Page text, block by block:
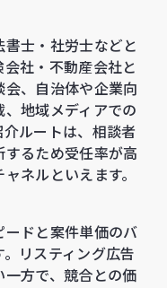
士・社労士などと
社・不動産会社と
、自治体や企業向
地域メディアでの
ルートは、相談者
るため受任率が高
ネルといえます。
ドと案件単価のバ
リスティング広告
方で、競合との価